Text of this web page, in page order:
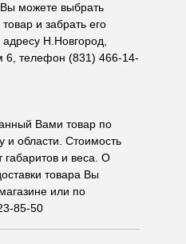
можете выбрать
и забрать его
Н.Новгород,
6, телефон (831) 466-14-
Вами товар по
и области. Стоимость
габаритов и веса. О
товара Вы
или по
85-50